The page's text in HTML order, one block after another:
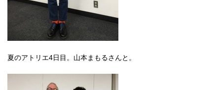
夏のアトリエ4日目。山本まもるさんと。